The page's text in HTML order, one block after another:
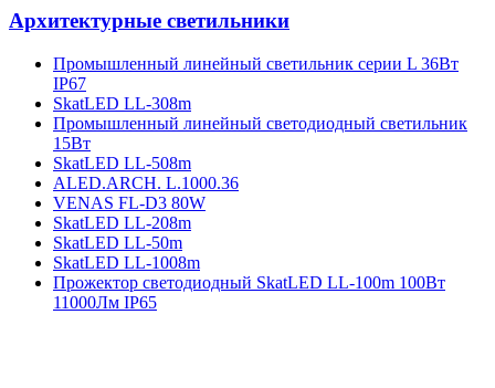
Архитектурные светильники
Промышленный линейный светильник серии L 36Вт
IP67
SkatLED LL-308m
Промышленный линейный светодиодный светильник
15Вт
SkatLED LL-508m
ALED.ARCH. L.1000.36
VENAS FL-D3 80W
SkatLED LL-208m
SkatLED LL-50m
SkatLED LL-1008m
Прожектор светодиодный SkatLED LL-100m 100Вт
11000Лм IP65